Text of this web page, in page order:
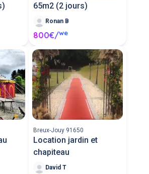
65m2 (2 jours)
Ronan B
800€/we
Breux-Jouy 91650
Location jardin et
chapiteau
David T